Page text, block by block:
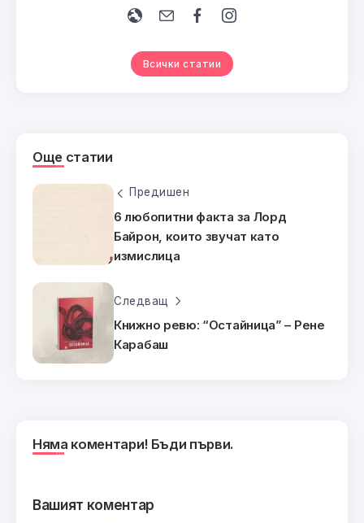
Всички статии
Още статии
Предишен
6 любопитни факта за Лорд
Байрон, които звучат като
измислица
Следващ
Книжно ревю: “Остайница” – Рене
Карабаш
Няма коментари! Бъди първи.
Вашият коментар